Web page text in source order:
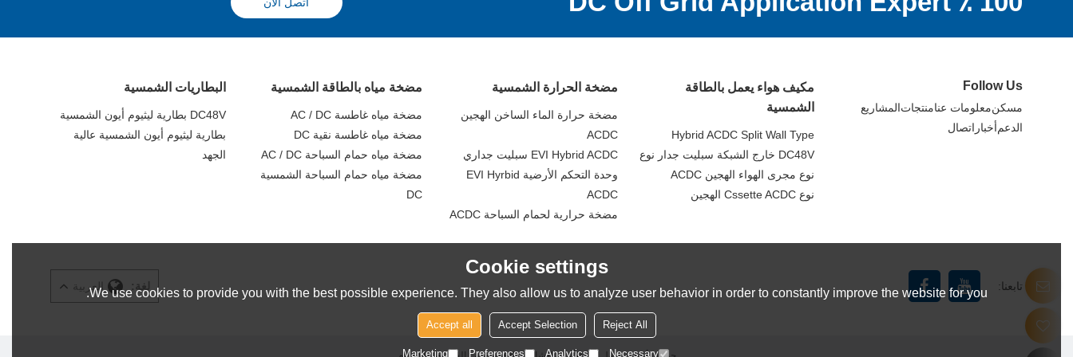
Follow Us
مسكنمعلومات عنامنتجاتالمشاريع
الدعمأخبار اتصال
مكيف هواء يعمل بالطاقة
الشمسية
Hybrid ACDC Split Wall Type
DC48V خارج الشبكة سبليت جدار نوع
نوع مجرى الهواء الهجين ACDC
نوع Cssette ACDC الهجين
مضخة الحرارة الشمسية
مضخة حرارة الماء الساخن الهجين
ACDC
EVI Hybrid ACDC سبليت جداري
وحدة التحكم الأرضية EVI Hyrbid
ACDC
مضخة حرارية لحمام السباحة ACDC
مضخة مياه بالطاقة الشمسية
مضخة مياه غاطسة AC / DC
مضخة مياه غاطسة نقية DC
مضخة مياه حمام السباحة AC / DC
مضخة مياه حمام السباحة الشمسية
DC
البطاريات الشمسية
DC48V بطارية ليثيوم أيون الشمسية
بطارية ليثيوم أيون الشمسية عالية
الجهد
تابعنا: لغة: العربية
Cookie settings
We use cookies to provide you with the best possible experience. They also allow us to analyze user behavior in order to constantly improve the website for you.
Reject All
Accept Selection
Accept all
Necessary
Analytics
Preferences
Marketing